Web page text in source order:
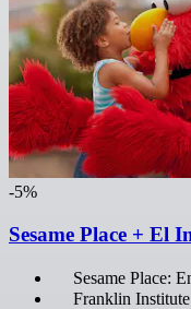
-5%
Sesame Place + El
Sesame Place:
Franklin